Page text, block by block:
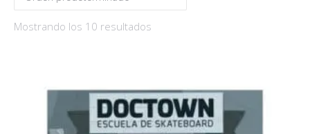
Mostrando los 10 resultados